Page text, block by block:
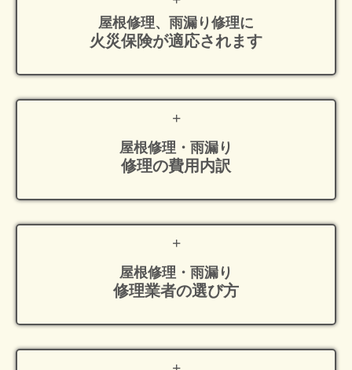
屋根修理、雨漏り修理に
火災保険が適応されます
屋根修理・雨漏り
修理の費用内訳
屋根修理・雨漏り
修理業者の選び方